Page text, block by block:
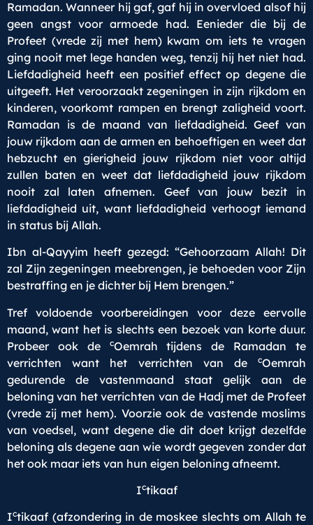
Ramadan. Wanneer hij gaf, gaf hij in overvloed alsof hij
geen angst voor armoede had. Eenieder die bij de
Profeet (vrede zij met hem) kwam om iets te vragen
ging nooit met lege handen weg, tenzij hij het niet had.
Liefdadigheid heeft een positief effect op degene die
uitgeeft. Het veroorzaakt zegeningen in zijn rijkdom en
kinderen, voorkomt rampen en brengt zaligheid voort.
Ramadan is de maand van liefdadigheid. Geef van
jouw rijkdom aan de armen en behoeftigen en weet dat
hebzucht en gierigheid jouw rijkdom niet voor altijd
zullen baten en weet dat liefdadigheid jouw rijkdom
nooit zal laten afnemen. Geef van jouw bezit in
liefdadigheid uit, want liefdadigheid verhoogt iemand
in status bij Allah.
Ibn al-Qayyim heeft gezegd: “Gehoorzaam Allah! Dit
zal Zijn zegeningen meebrengen, je behoeden voor Zijn
bestraffing en je dichter bij Hem brengen.”
Tref voldoende voorbereidingen voor deze eervolle
maand, want het is slechts een bezoek van korte duur.
Probeer ook de
cOemrah tijdens de Ramadan te
verrichten want het verrichten van de
cOemrah
gedurende de vastenmaand staat gelijk aan de
beloning van het verrichten van de Hadj met de Profeet
(vrede zij met hem). Voorzie ook de vastende moslims
van voedsel, want degene die dit doet krijgt dezelfde
beloning als degene aan wie wordt gegeven zonder dat
het ook maar iets van hun eigen beloning afneemt.
Ictikaaf
Ictikaaf (afzondering in de moskee slechts om Allah te